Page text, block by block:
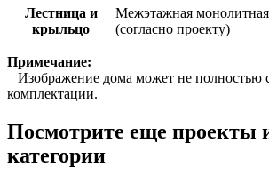
Лестница и
крыльцо
Межэтажная
(согласно проекту)
Примечание:
Изображение дома может не полностью
комплектации.
Посмотрите еще проекты
категории